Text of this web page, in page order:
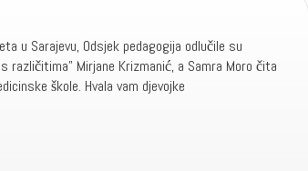
u Sarajevu, Odsjek pedagogija odlučile su
Mirjane Krizmanić, a Samra Moro čita
škole. Hvala vam djevojke